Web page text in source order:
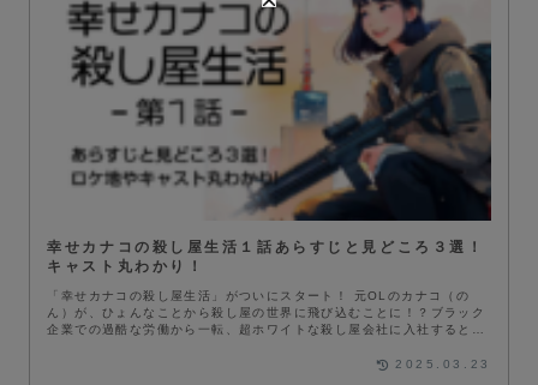
幸せカナコの殺し屋生活１話あらすじと見どころ３選！
キャスト丸わかり！
「幸せカナコの殺し屋生活」がついにスタート！ 元OLのカナコ（の
ん）が、ひょんなことから殺し屋の世界に飛び込むことに！？ブラック
企業での過酷な労働から一転、超ホワイトな殺し屋会社に入社するとい
2025.03.23